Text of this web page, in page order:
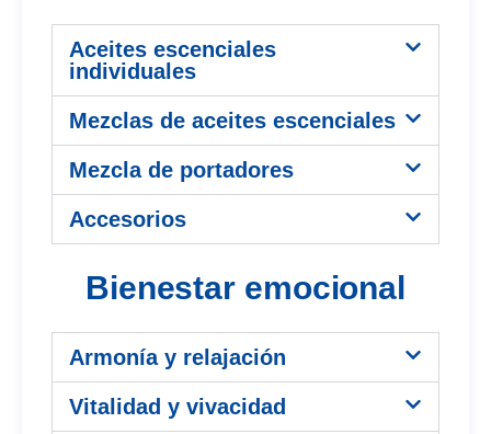
Aceites escenciales
individuales
Mezclas de aceites escenciales
Mezcla de portadores
Accesorios
Bienestar emocional
Armonía y relajación
Vitalidad y vivacidad